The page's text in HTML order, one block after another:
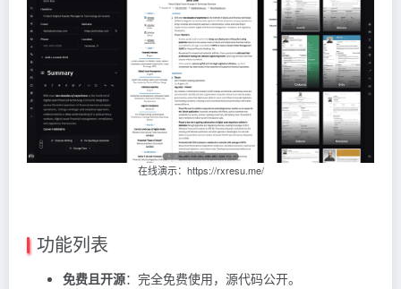
在线演示：https://rxresu.me/
功能列表
免费且开源：完全免费使用，源代码公开。